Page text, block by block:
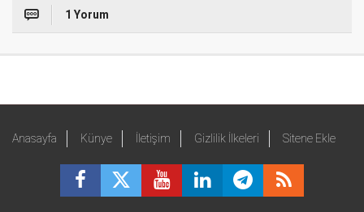
1 Yorum
Anasayfa Künye İletişim Gizlilik İlkeleri Sitene Ekle